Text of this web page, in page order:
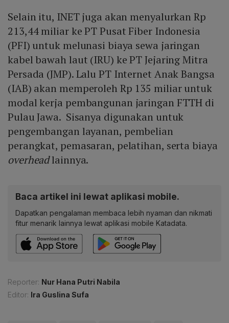
Selain itu, INET juga akan menyalurkan Rp
213,44 miliar ke PT Pusat Fiber Indonesia
(PFI) untuk melunasi biaya sewa jaringan
kabel bawah laut (IRU) ke PT Jejaring Mitra
Persada (JMP). Lalu PT Internet Anak Bangsa
(IAB) akan memperoleh Rp 135 miliar untuk
modal kerja pembangunan jaringan FTTH di
Pulau Jawa. Sisanya digunakan untuk
pengembangan layanan, pembelian
perangkat, pemasaran, pelatihan, serta biaya
overheadlainnya.
Baca artikel ini lewat aplikasi mobile.
Dapatkan pengalaman membaca lebih nyaman dan nikmati
fitur menarik lainnya lewat aplikasi mobile Katadata.
Reporter: Nur Hana Putri Nabila
Editor: Ira Guslina Sufa